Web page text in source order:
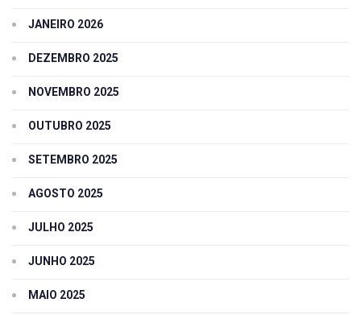
JANEIRO 2026
DEZEMBRO 2025
NOVEMBRO 2025
OUTUBRO 2025
SETEMBRO 2025
AGOSTO 2025
JULHO 2025
JUNHO 2025
MAIO 2025